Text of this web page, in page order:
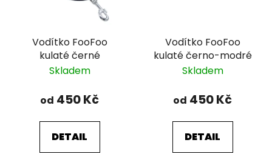
Vodítko FooFoo
kulaté černé
Skladem
od 450 Kč
DETAIL
Vodítko FooFoo
kulaté černo-modré
Skladem
od 450 Kč
DETAIL